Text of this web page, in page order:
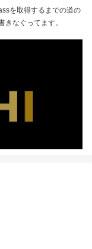
を取得するまでの道の
きなぐってます。